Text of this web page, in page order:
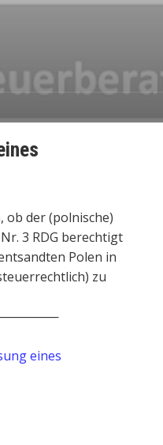
ob der (polnische)
3 RDG berechtigt
Polen in
zu
eines